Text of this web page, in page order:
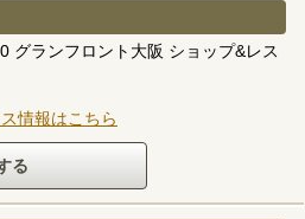
グランフロント大阪 ショップ&レス
情報はこちら